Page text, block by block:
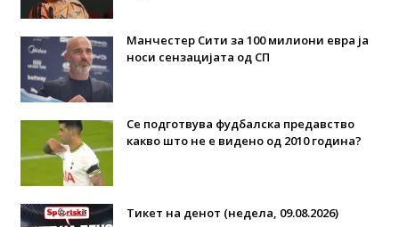
Манчестер Сити за 100 милиони евра ја
носи сензацијата од СП
Се подготвува фудбалска предавство
какво што не е видено од 2010 година?
Тикет на денот (недела, 09.08.2026)